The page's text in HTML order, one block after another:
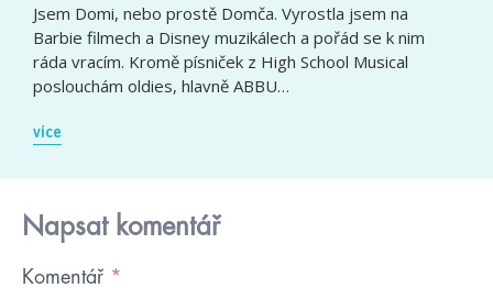
Jsem Domi, nebo prostě Domča. Vyrostla jsem na
Barbie filmech a Disney muzikálech a pořád se k nim
ráda vracím. Kromě písniček z High School Musical
poslouchám oldies, hlavně ABBU…
více
Napsat komentář
Komentář *